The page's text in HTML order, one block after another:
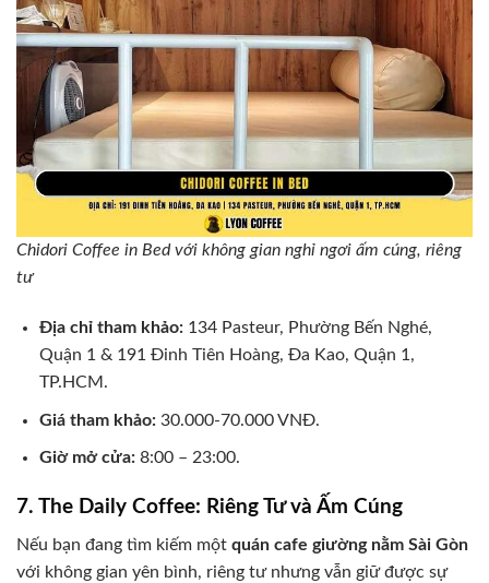
Chidori Coffee in Bed với không gian nghỉ ngơi ấm cúng, riêng
tư
Địa chỉ tham khảo:134 Pasteur, Phường Bến Nghé,
Quận 1 & 191 Đinh Tiên Hoàng, Đa Kao, Quận 1,
TP.HCM.
Giá tham khảo:30.000-70.000 VNĐ.
Giờ mở cửa:8:00 – 23:00.
7. The Daily Coffee: Riêng Tư và Ấm Cúng
Nếu bạn đang tìm kiếm một quán cafe giường nằm Sài Gòn
với không gian yên bình, riêng tư nhưng vẫn giữ được sự